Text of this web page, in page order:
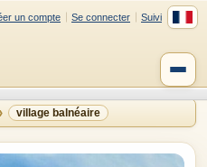
un compte Se connecter Suivi
village balnéaire